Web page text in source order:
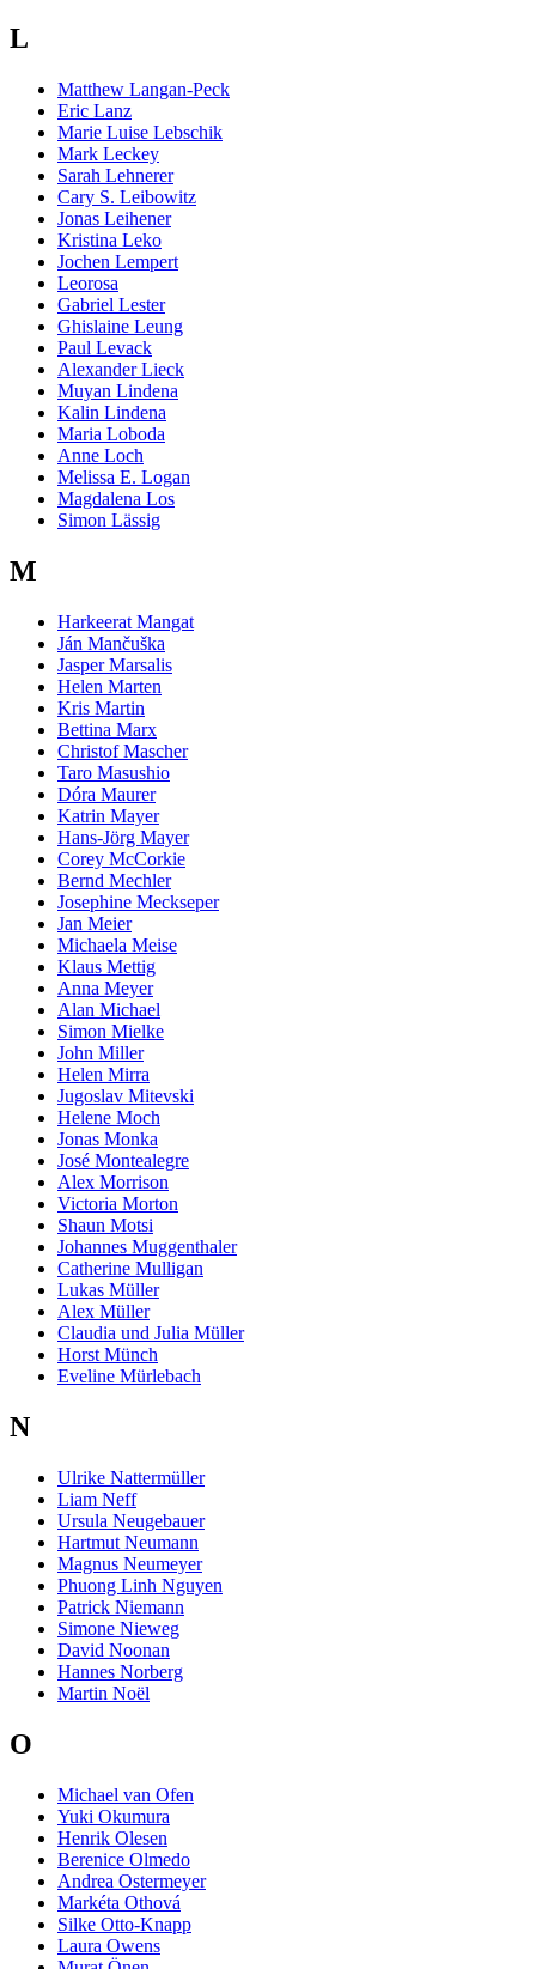
L
Matthew Langan-Peck
Eric Lanz
Marie Luise Lebschik
Mark Leckey
Sarah Lehnerer
Cary S. Leibowitz
Jonas Leihener
Kristina Leko
Jochen Lempert
Leorosa
Gabriel Lester
Ghislaine Leung
Paul Levack
Alexander Lieck
Muyan Lindena
Kalin Lindena
Maria Loboda
Anne Loch
Melissa E. Logan
Magdalena Los
Simon Lässig
M
Harkeerat Mangat
Ján Mančuška
Jasper Marsalis
Helen Marten
Kris Martin
Bettina Marx
Christof Mascher
Taro Masushio
Dóra Maurer
Katrin Mayer
Hans-Jörg Mayer
Corey McCorkie
Bernd Mechler
Josephine Meckseper
Jan Meier
Michaela Meise
Klaus Mettig
Anna Meyer
Alan Michael
Simon Mielke
John Miller
Helen Mirra
Jugoslav Mitevski
Helene Moch
Jonas Monka
José Montealegre
Alex Morrison
Victoria Morton
Shaun Motsi
Johannes Muggenthaler
Catherine Mulligan
Lukas Müller
Alex Müller
Claudia und Julia Müller
Horst Münch
Eveline Mürlebach
N
Ulrike Nattermüller
Liam Neff
Ursula Neugebauer
Hartmut Neumann
Magnus Neumeyer
Phuong Linh Nguyen
Patrick Niemann
Simone Nieweg
David Noonan
Hannes Norberg
Martin Noël
O
Michael van Ofen
Yuki Okumura
Henrik Olesen
Berenice Olmedo
Andrea Ostermeyer
Markéta Othová
Silke Otto-Knapp
Laura Owens